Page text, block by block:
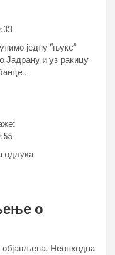
једну “њукс”
Јадрану и уз ракицу
одлука
о
Неопходна